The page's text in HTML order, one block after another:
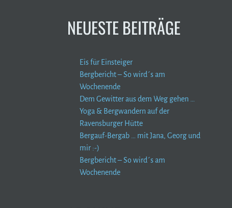
NEUESTE BEITRÄGE
Eis für Einsteiger
Bergbericht – So wird´s am
Wochenende
Dem Gewitter aus dem Weg gehen …
Yoga & Bergwandern auf der
Ravensburger Hütte
Bergauf-Bergab … mit Jana, Georg und
mir :-)
Bergbericht – So wird´s am
Wochenende